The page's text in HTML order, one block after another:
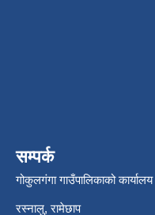
सम्पर्क
गोकुलगंगा गाउँपालिकाको कार्यालय
रस्नालु, रामेछाप